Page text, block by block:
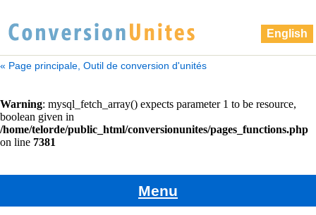
English
« Page principale, Outil de conversion d'unités
Menu